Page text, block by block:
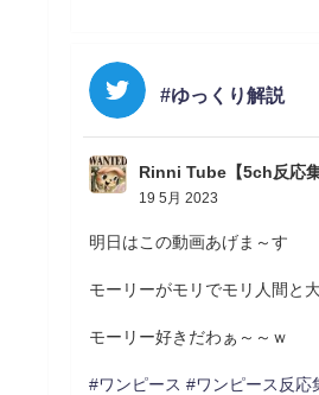
#ゆっくり解説
Rinni Tube【5ch反応集
19 5月 2023
明日はこの動画あげま～す
モーリーがモリでモリ人間と
モーリー好きだわぁ～～ｗ
#ワンピース #ワンピース反応